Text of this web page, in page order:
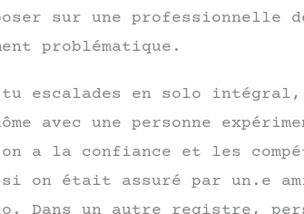
sur une professionnelle
problématique.
tu escalades en solo
avec une personne
on a la confiance et les
si on était assuré par un.e